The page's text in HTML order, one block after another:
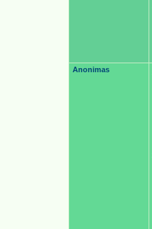
Anonimas